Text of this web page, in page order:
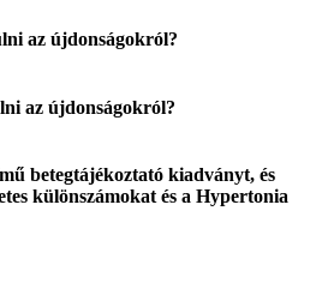
az újdonságokról?
az újdonságokról?
betegtájékoztató kiadványt, és
különszámokat és a Hypertonia